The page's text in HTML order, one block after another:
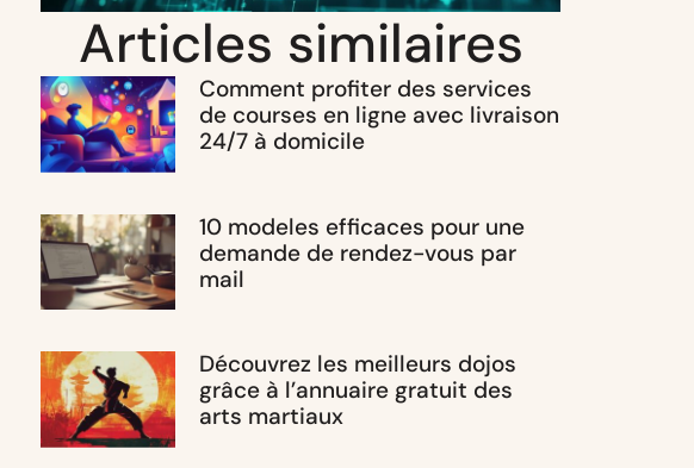
Articles similaires
Comment profiter des services
de courses en ligne avec livraison
24/7 à domicile
10 modeles efficaces pour une
demande de rendez-vous par
mail
Découvrez les meilleurs dojos
grâce à l’annuaire gratuit des
arts martiaux